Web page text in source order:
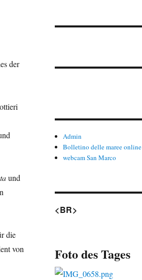
der
und
die
von
Admin
Bolletino delle maree online
webcam San Marco
<BR>
Foto des Tages